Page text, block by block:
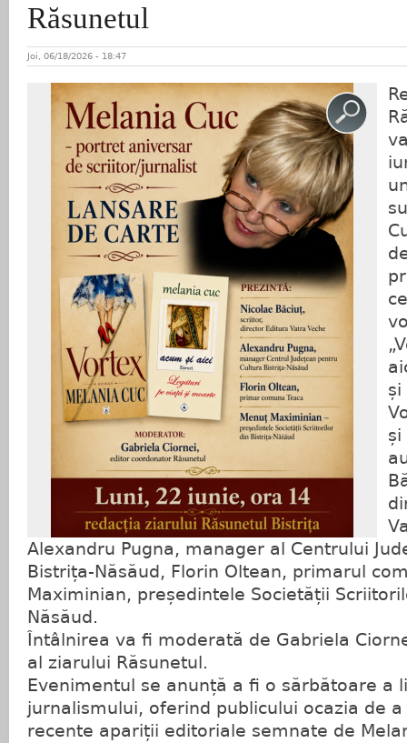
Răsunetul
Joi, 06/18/2026 - 18:47
și
și
Alexandru Pugna, manager al Centrului
Bistrița-Năsăud, Florin Oltean, primarul
Maximinian, președintele Societății
Năsăud.
Întâlnirea va fi moderată de Gabriela
al ziarului Răsunetul.
Evenimentul se anunță a fi o sărbătoare a
jurnalismului, oferind publicului ocazia de
recente apariții editoriale semnate de